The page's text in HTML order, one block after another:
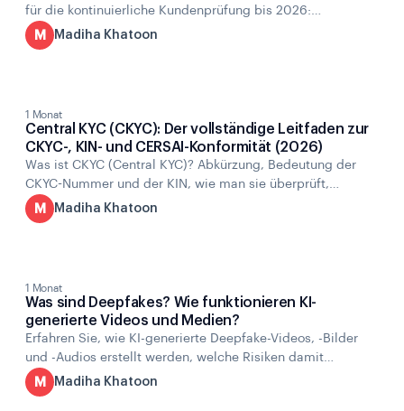
für die kontinuierliche Kundenprüfung bis 2026:
Funktionsweise, Auslöser, Vorteile, Herausforderungen,
Implementierung und häufig gestellte Fragen.
M Madiha Khatoon
1 Monat
Central KYC (CKYC): Der vollständige Leitfaden zur
CKYC-, KIN- und CERSAI-Konformität (2026)
Was ist CKYC (Central KYC)? Abkürzung, Bedeutung der
CKYC-Nummer und der KIN, wie man sie überprüft,
CERSAI, RBI-Regeln von 2026 und Compliance für
regulierte Unternehmen. Vollständiger Leitfaden.
M Madiha Khatoon
1 Monat
Was sind Deepfakes? Wie funktionieren KI-
generierte Videos und Medien?
Erfahren Sie, wie KI-generierte Deepfake-Videos, -Bilder
und -Audios erstellt werden, welche Risiken damit
verbunden sind, welche Branchen betroffen sind und wie
man die Anzeichen erkennt.
M Madiha Khatoon